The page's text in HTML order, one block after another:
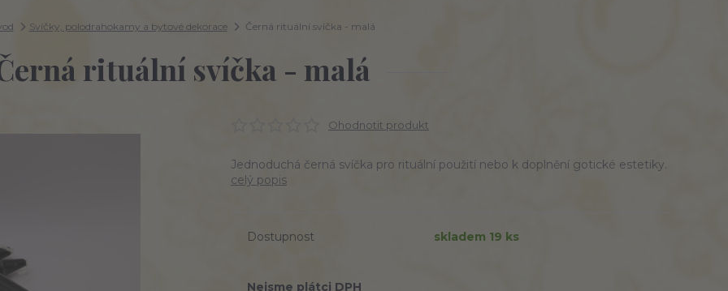
Svíčky, polodrahokamy a bytové dekorace Černá rituální svíčka - malá
rituální svíčka - malá
Ohodnotit produkt
Jednoduchá černá svíčka pro rituální použití nebo k doplnění gotické estetiky.
celý popis
Dostupnost skladem 19 ks
Nejsme plátci DPH